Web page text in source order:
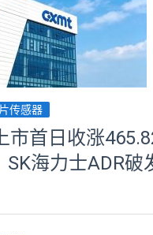
传感器
市首日收涨
SK海力士ADR破